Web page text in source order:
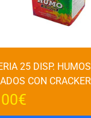
25 DISP. HUMOS
CON CRACKER
€